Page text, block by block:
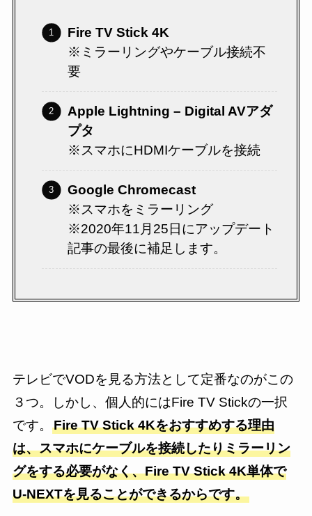
Fire TV Stick 4K
※ミラーリングやケーブル接続不
要
Apple Lightning – Digital AVアダ
プタ
※スマホにHDMIケーブルを接続
Google Chromecast
※スマホをミラーリング
※2020年11月25日にアップデート
記事の最後に補足します。
テレビでVODを見る方法として定番なのがこの
３つ。しかし、個人的にはFire TV Stickの一択
です。 Fire TV Stick4Kをおすすめする理由
は、スマホにケーブルを接続したりミラーリン
グをする必要がなく、Fire TV Stick4K単体で
U-NEXTを見ることができるからです。